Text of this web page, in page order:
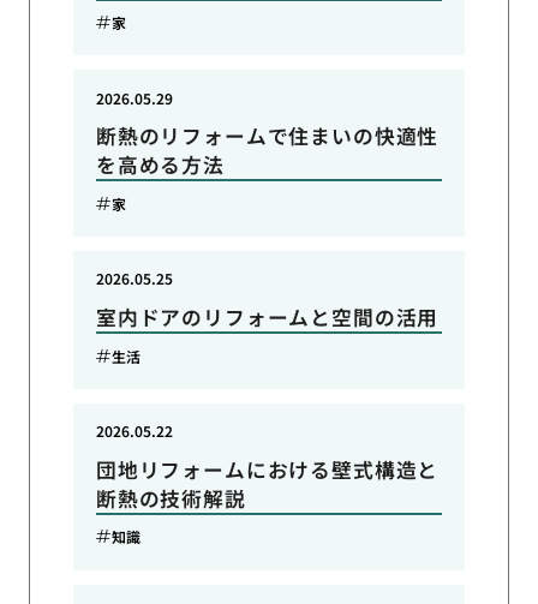
家
断熱のリフォームで住まいの快適性
を高める方法
2026.05.29
家
室内ドアのリフォームと空間の活用
2026.05.25
生活
団地リフォームにおける壁式構造と
断熱の技術解説
2026.05.22
知識